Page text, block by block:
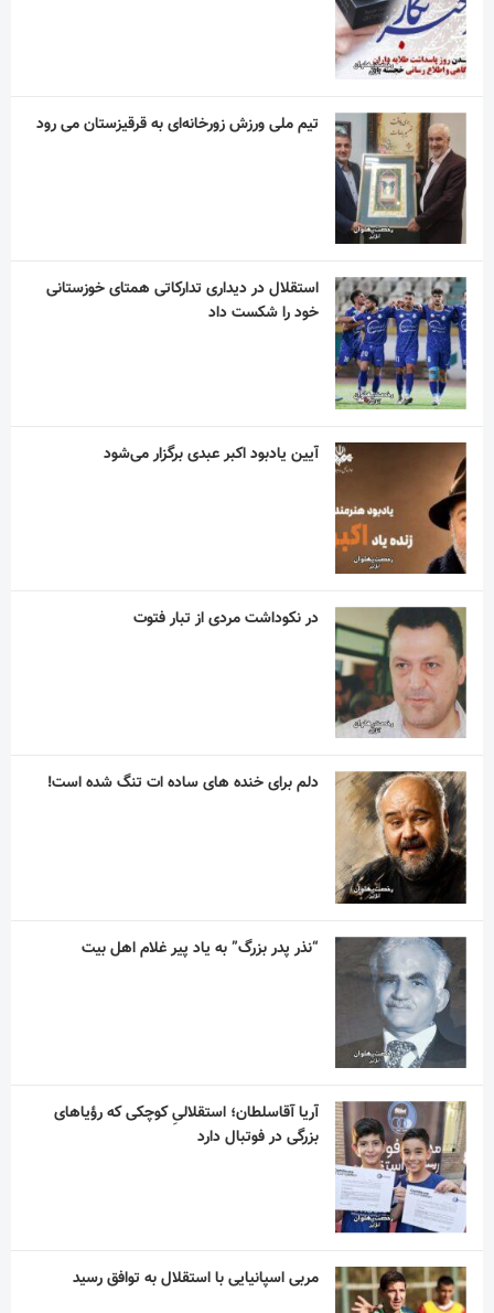
تیم ملی ورزش زورخانه‌ای به قرقیزستان می رود
استقلال در دیداری تدارکاتی همتای خوزستانی
خود را شکست داد
آیین یادبود اکبر عبدی برگزار می‌شود
در نکوداشت مردی از تبار فتوت
دلم برای خنده های ساده ات تنگ شده است!
“نذر پدر بزرگ” به یاد پیر غلام اهل بیت
آریا آقاسلطان؛ استقلالیِ کوچکی که رؤیاهای
بزرگی در فوتبال دارد
مربی اسپانیایی با استقلال به توافق رسید